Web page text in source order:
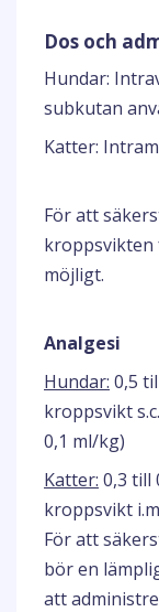
Dos och
Hundar:
subkutan
Katter:
För att
kroppsvikten
möjligt.
Analgesi
Hundar: 0,5
kroppsvikt
0,1 ml/kg)
Katter: 0,3 till
kroppsvikt
För att
bör en
att